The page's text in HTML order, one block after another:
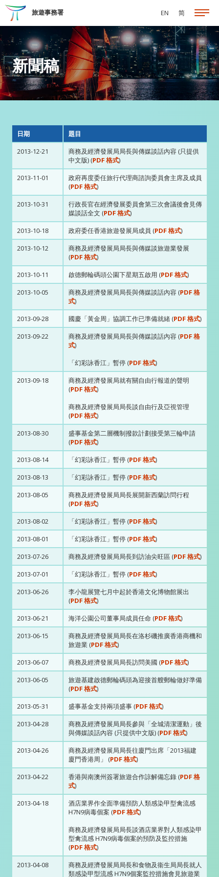
跳至主要內容
旅遊事務署 EN 简
新聞稿
日期
題目
2013-12-21
商務及經濟發展局局長與傳媒談話內容 (只提供
中文版) (PDF 格式)
2013-11-01
政府再度委任旅行代理商諮詢委員會主席及成員
(PDF 格式)
2013-10-31
行政長官在經濟發展委員會第三次會議後會見傳
媒談話全文 (PDF 格式)
2013-10-18
政府委任香港旅遊發展局成員 (PDF 格式)
2013-10-12
商務及經濟發展局局長與傳媒談旅遊業發展
(PDF 格式)
2013-10-11
啟德郵輪碼頭公園下星期五啟用 (PDF 格式)
2013-10-05
商務及經濟發展局局長與傳媒談話內容 (PDF 格
式)
2013-09-28
國慶「黃金周」協調工作已準備就緒 (PDF 格式)
2013-09-22
商務及經濟發展局局長與傳媒談話內容 (PDF 格
式)
「幻彩詠香江」暫停 (PDF 格式)
2013-09-18
商務及經濟發展局就有關自由行報道的聲明
(PDF 格式)
商務及經濟發展局局長談自由行及亞視管理
(PDF 格式)
2013-08-30
盛事基金第二層機制撥款計劃接受第三輪申請
(PDF 格式)
2013-08-14
「幻彩詠香江」暫停 (PDF 格式)
2013-08-13
「幻彩詠香江」暫停 (PDF 格式)
2013-08-05
商務及經濟發展局局長展開新西蘭訪問行程
(PDF 格式)
2013-08-02
「幻彩詠香江」暫停 (PDF 格式)
2013-08-01
「幻彩詠香江」暫停 (PDF 格式)
2013-07-26
商務及經濟發展局局長到訪油尖旺區 (PDF 格式)
2013-07-01
「幻彩詠香江」暫停 (PDF 格式)
2013-06-26
李小龍展覽七月中起於香港文化博物館展出
(PDF 格式)
2013-06-21
海洋公園公司董事局成員任命 (PDF 格式)
2013-06-15
商務及經濟發展局局長在洛杉磯推廣香港商機和
旅遊業 (PDF 格式)
2013-06-07
商務及經濟發展局局長訪問美國 (PDF 格式)
2013-06-05
旅遊基建啟德郵輪碼頭為迎接首艘郵輪做好準備
(PDF 格式)
2013-05-31
盛事基金支持兩項盛事 (PDF 格式)
2013-04-28
商務及經濟發展局局長參與「全城清潔運動」後
與傳媒談話內容 (只提供中文版) (PDF 格式)
2013-04-26
商務及經濟發展局局長往廈門出席「2013福建
廈門香港周」 (PDF 格式)
2013-04-22
香港與南澳州簽署旅遊合作諒解備忘錄 (PDF 格
式)
2013-04-18
酒店業界作全面準備預防人類感染甲型禽流感
H7N9病毒個案 (PDF 格式)
商務及經濟發展局局長談酒店業界對人類感染甲
型禽流感 H7N9病毒個案的預防及監控措施
(PDF 格式)
2013-04-08
商務及經濟發展局局長和食物及衞生局局長就人
類感染甲型流感 H7N9個案監控措施會見旅遊業